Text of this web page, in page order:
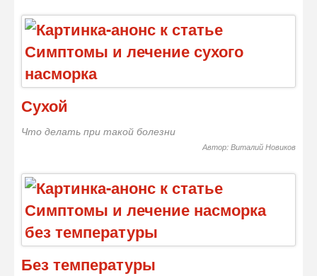
Сухой
Что делать при такой болезни
Автор: Виталий Новиков
Без температуры